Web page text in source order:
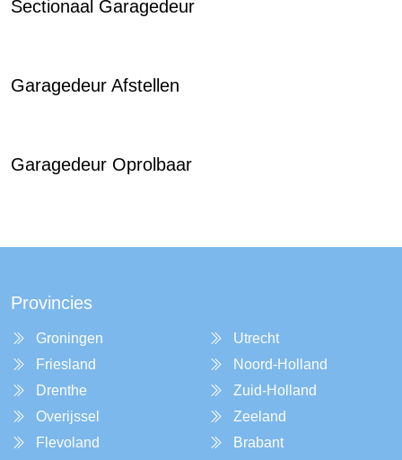
Sectionaal Garagedeur
Garagedeur Afstellen
Garagedeur Oprolbaar
Provincies
Groningen
Friesland
Drenthe
Overijssel
Flevoland
Utrecht
Noord-Holland
Zuid-Holland
Zeeland
Brabant